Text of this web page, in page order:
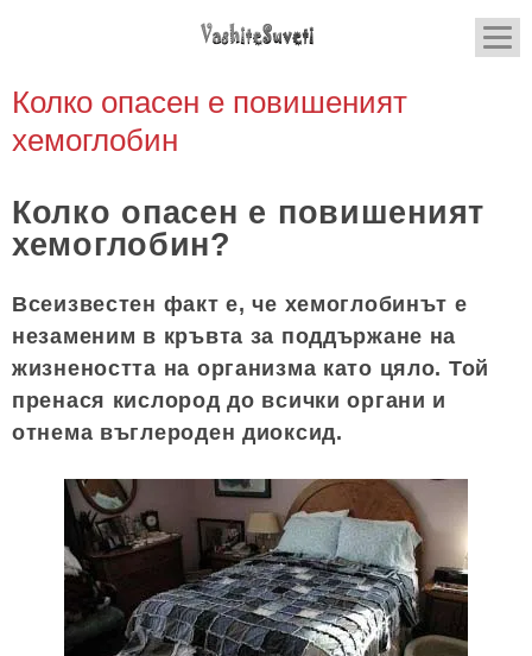
Колко опасен е повишеният
хемоглобин
Колко опасен е повишеният
хемоглобин?
Всеизвестен факт е, че хемоглобинът е
незаменим в кръвта за поддържане на
жизнеността на организма като цяло. Той
пренася кислород до всички органи и
отнема въглероден диоксид.